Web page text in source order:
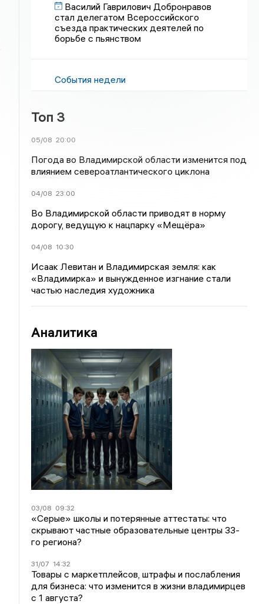
Василий Гаврилович Добронравов
стал делегатом Всероссийского
съезда практических деятелей по
борьбе с пьянством
События недели
Топ 3
05/08 20:00
Погода во Владимирской области изменится под
влиянием североатлантического циклона
04/08 23:00
Во Владимирской области приводят в норму
дорогу, ведущую к нацпарку «Мещёра»
04/08 10:30
Исаак Левитан и Владимирская земля: как
«Владимирка» и вынужденное изгнание стали
частью наследия художника
Аналитика
03/08 09:32
«Серые» школы и потерянные аттестаты: что
скрывают частные образовательные центры 33-
го региона?
31/07 14:32
Товары с маркетплейсов, штрафы и послабления
для бизнеса: что изменится в жизни владимирцев
с 1 августа?